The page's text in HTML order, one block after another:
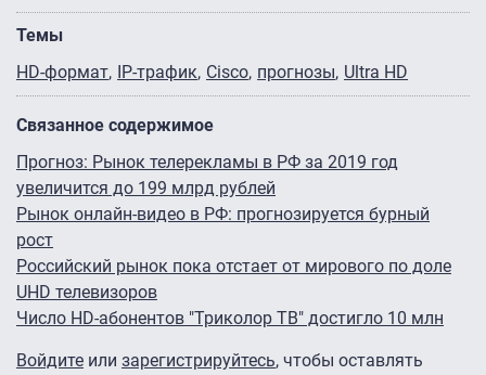
Темы
HD-формат
IP-трафик Cisco прогнозы Ultra HD
Связанное содержимое
Прогноз: Рынок телерекламы в РФ за 2019 год
увеличится до 199 млрд рублей
Рынок онлайн-видео в РФ: прогнозируется бурный
рост
Российский рынок пока отстает от мирового по доле
UHD телевизоров
Число HD-абонентов "Триколор ТВ" достигло 10 млн
Войдите или зарегистрируйтесь, чтобы оставлять